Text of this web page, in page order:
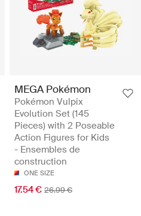
MEGA Pokémon
Pokémon Vulpix
Evolution Set (145
Pieces) with 2 Poseable
Action Figures for Kids
- Ensembles de
construction
ONE SIZE
17.54 € 26.99 €